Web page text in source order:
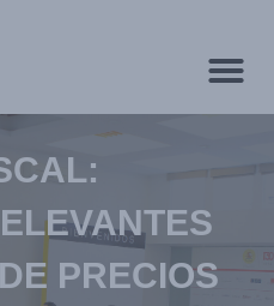
PRECIOS